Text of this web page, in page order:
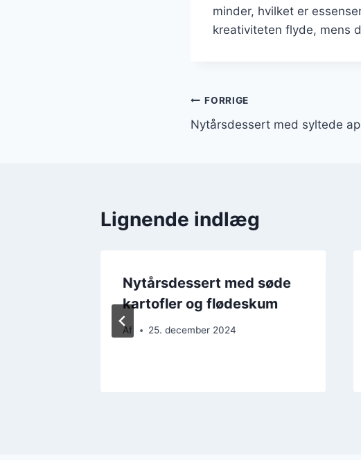
minder, hvilket er
kreativiteten flyde, mens
Indlægsnavigation
FORRIGE
Nytårsdessert med syltede
Lignende indlæg
Nytårsdessert med søde
kartofler og flødeskum
Af 25. december 2024